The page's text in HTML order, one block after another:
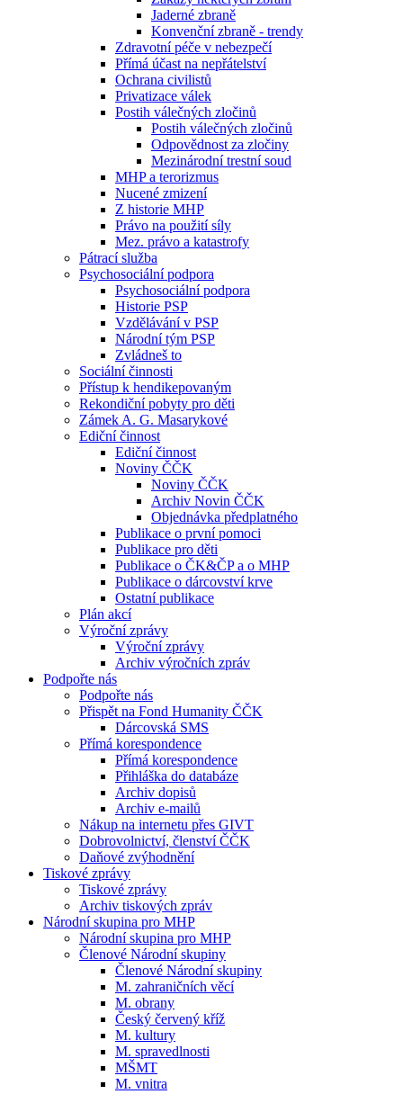
Jaderné zbraně
Konvenční zbraně - trendy
Zdravotní péče v nebezpečí
Přímá účast na nepřátelství
Ochrana civilistů
Privatizace válek
Postih válečných zločinů
Postih válečných zločinů
Odpovědnost za zločiny
Mezinárodní trestní soud
MHP a terorizmus
Nucené zmizení
Z historie MHP
Právo na použití síly
Mez. právo a katastrofy
Pátrací služba
Psychosociální podpora
Psychosociální podpora
Historie PSP
Vzdělávání v PSP
Národní tým PSP
Zvládneš to
Sociální činnosti
Přístup k hendikepovaným
Rekondiční pobyty pro děti
Zámek A. G. Masarykové
Ediční činnost
Ediční činnost
Noviny ČČK
Noviny ČČK
Archiv Novin ČČK
Objednávka předplatného
Publikace o první pomoci
Publikace pro děti
Publikace o ČK&ČP a o MHP
Publikace o dárcovství krve
Ostatní publikace
Plán akcí
Výroční zprávy
Výroční zprávy
Archiv výročních zpráv
Podpořte nás
Podpořte nás
Přispět na Fond Humanity ČČK
Dárcovská SMS
Přímá korespondence
Přímá korespondence
Přihláška do databáze
Archiv dopisů
Archiv e-mailů
Nákup na internetu přes GIVT
Dobrovolnictví, členství ČČK
Daňové zvýhodnění
Tiskové zprávy
Tiskové zprávy
Archiv tiskových zpráv
Národní skupina pro MHP
Národní skupina pro MHP
Členové Národní skupiny
Členové Národní skupiny
M. zahraničních věcí
M. obrany
Český červený kříž
M. kultury
M. spravedlnosti
MŠMT
M. vnitra